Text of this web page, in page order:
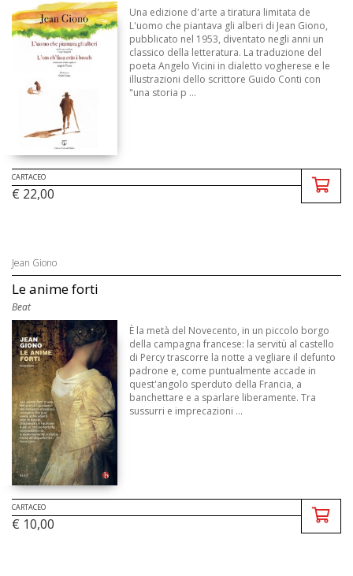
Una edizione d'arte a tiratura limitata de
L'uomo che piantava gli alberi di Jean Giono,
pubblicato nel 1953, diventato negli anni un
classico della letteratura. La traduzione del
poeta Angelo Vicini in dialetto vogherese e le
illustrazioni dello scrittore Guido Conti con
"una storia p ...
CARTACEO
€ 22,00
Jean Giono
Le anime forti
Beat
È la metà del Novecento, in un piccolo borgo
della campagna francese: la servitù al castello
di Percy trascorre la notte a vegliare il defunto
padrone e, come puntualmente accade in
quest'angolo sperduto della Francia, a
banchettare e a sparlare liberamente. Tra
sussurri e imprecazioni ...
CARTACEO
€ 10,00